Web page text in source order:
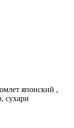
японский ,
сухари